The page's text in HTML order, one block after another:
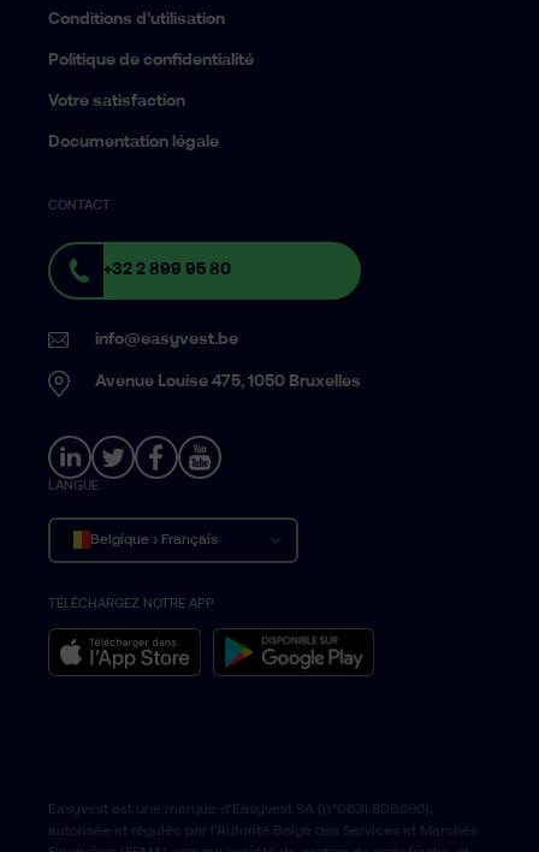
Conditions d’utilisation
Politique de confidentialité
Votre satisfaction
Documentation légale
CONTACT
+32 2 899 95 80
info@easyvest.be
Avenue Louise 475, 1050 Bruxelles
LANGUE
Belgique › Français
België › Nederlands
Belgium › English
TÉLÉCHARGEZ NOTRE APP
Easyvest est une marque d’Easyvest SA (n°0631.809.696),
autorisée et régulée par l’Autorité Belge des Services et Marchés